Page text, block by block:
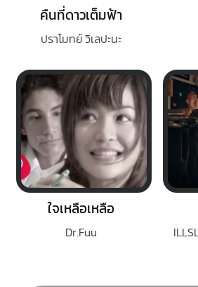
คืนที่ดาวเต็มฟ้า
ปราโมทย์ วิเลปะนะ
ใจเหลือเหลือ
Dr.Fuu